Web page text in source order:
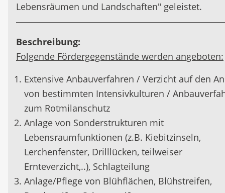
Lebensräumen und Landschaften" geleistet.
Beschreibung:
Folgende Fördergegenstände werden angeboten:
Extensive Anbauverfahren / Verzicht auf den
von bestimmten Intensivkulturen /
zum Rotmilanschutz
Anlage von Sonderstrukturen mit
Lebensraumfunktionen (z.B. Kiebitzinseln,
Lerchenfenster, Drilllücken, teilweiser
Ernteverzicht,..), Schlagteilung
Anlage/Pflege von Blühflächen, Blühstreifen,